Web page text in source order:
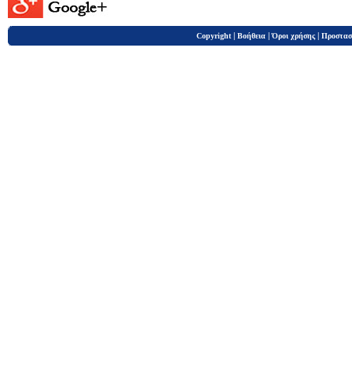
Copyright | Βοήθεια |Όροι χρήσης |